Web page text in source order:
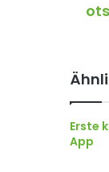
ots
Erste
App